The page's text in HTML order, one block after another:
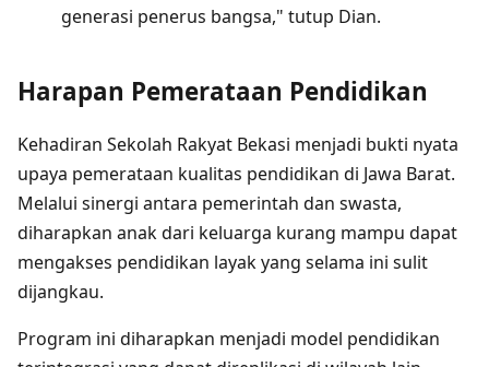
generasi penerus bangsa," tutup Dian.
Harapan Pemerataan Pendidikan
Kehadiran Sekolah Rakyat Bekasi menjadi bukti nyata
upaya pemerataan kualitas pendidikan di Jawa Barat.
Melalui sinergi antara pemerintah dan swasta,
diharapkan anak dari keluarga kurang mampu dapat
mengakses pendidikan layak yang selama ini sulit
dijangkau.
Program ini diharapkan menjadi model pendidikan